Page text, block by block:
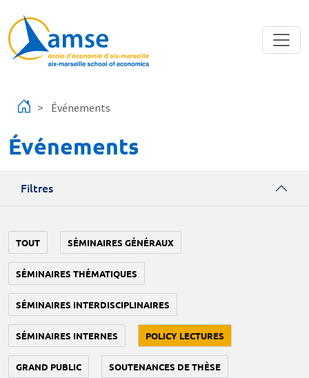
Événements
Événements
Filtres
TOUT SÉMINAIRES GÉNÉRAUX
SÉMINAIRES THÉMATIQUES
SÉMINAIRES INTERDISCIPLINAIRES
SÉMINAIRES INTERNES POLICY LECTURES
GRAND PUBLIC SOUTENANCES DE THÈSE